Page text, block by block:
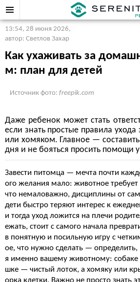
13:54, 28 июня 2026,
автор: Светлов Захар
Как ухаживать за
м: план для детей
Источник фото: freepik.com
Даже ребенок может стать
если знать простые правила
или хомяком. Главное —
дня и не бояться просить помощи
Завести питомца — мечта почти
ого желания мало: животное
что немаловажно, дисциплины от
дети быстро теряют интерес к
и тогда уход ложится на плечи
ежать, стоит с самого начала
в понятную и посильную игру с
ое, что нужно сделать — определить,
я именно вашему животному: собаке
шке — чистый лоток, а хомяку или
орка клетки. Важно не просто знать